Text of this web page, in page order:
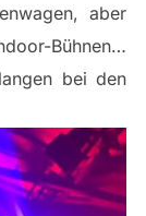
aber
Bühnen…
bei den